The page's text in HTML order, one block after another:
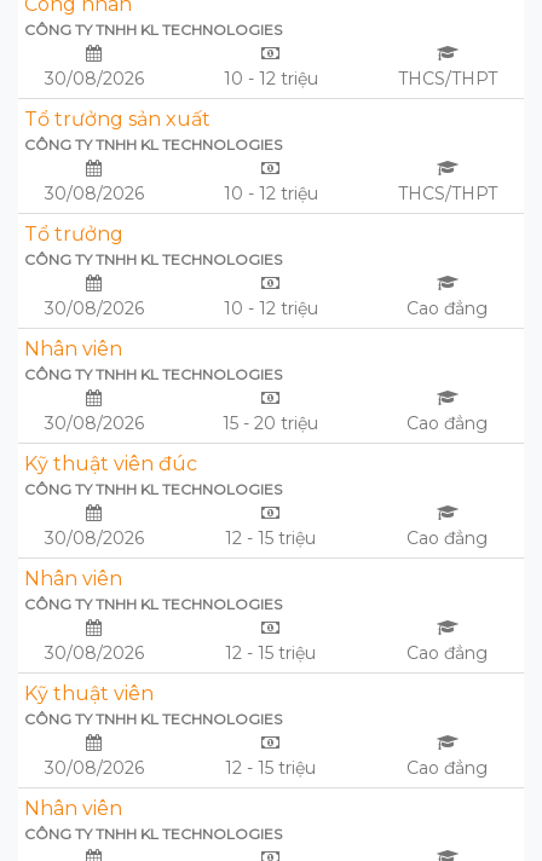
CÔNG TY TNHH KL TECHNOLOGIES
30/08/2026 10 - 12 triệu THCS/THPT
Tổ trưởng sản xuất
CÔNG TY TNHH KL TECHNOLOGIES
30/08/2026 10 - 12 triệu THCS/THPT
Tổ trưởng
CÔNG TY TNHH KL TECHNOLOGIES
30/08/2026 10 - 12 triệu Cao đẳng
Nhân viên
CÔNG TY TNHH KL TECHNOLOGIES
30/08/2026 15 - 20 triệu Cao đẳng
Kỹ thuật viên đúc
CÔNG TY TNHH KL TECHNOLOGIES
30/08/2026 12 - 15 triệu Cao đẳng
Nhân viên
CÔNG TY TNHH KL TECHNOLOGIES
30/08/2026 12 - 15 triệu Cao đẳng
Kỹ thuật viên
CÔNG TY TNHH KL TECHNOLOGIES
30/08/2026 12 - 15 triệu Cao đẳng
Nhân viên
CÔNG TY TNHH KL TECHNOLOGIES